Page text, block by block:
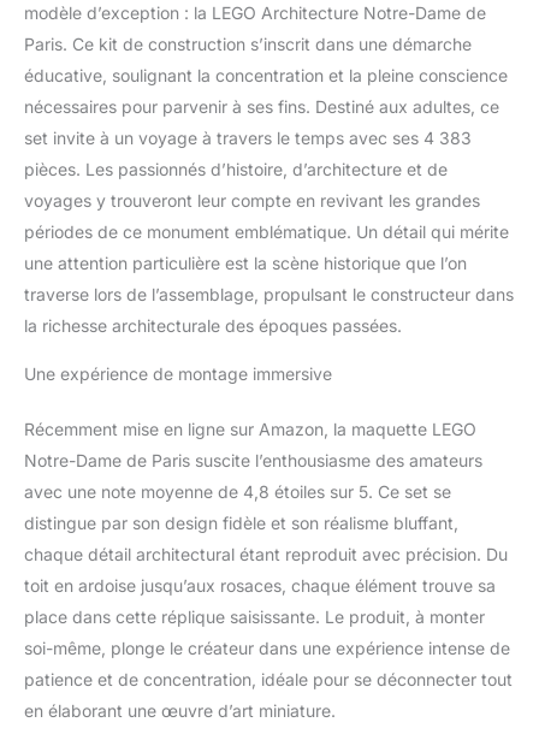
de voyages et d’art et
superbe souvenir de
Paris – Votre expérience
de construction suit les
étapes de l’évolution de
Notre-Dame : recréez
l’arrière courbe du
monument et terminez
par la flèche Cathédrale
Notre-Dame réaliste et
détaillée – Les
constructeurs adultes
fans de sets LEGO
pourront admirer les
rosaces, retirer le toit
colonnes et les voûtes et
soulever les tours pour
observer l’intérieur
Décoration intérieure sur
le thème de Paris –
Placez les arbres à
construire d’un côté de la
cathédrale et fixez la
plaque sur la base, à
l’avant ou sur le côté du
monument, vous
pourrez ensuite exposer
cet édifice avec fierté
modèle d’exception : la LEGO Architecture Notre-Dame de
Paris. Ce kit de construction s’inscrit dans une démarche
éducative, soulignant la concentration et la pleine conscience
nécessaires pour parvenir à ses fins. Destiné aux adultes, ce
set invite à un voyage à travers le temps avec ses 4 383
pièces. Les passionnés d’histoire, d’architecture et de
voyages y trouveront leur compte en revivant les grandes
périodes de ce monument emblématique. Un détail qui mérite
une attention particulière est la scène historique que l’on
traverse lors de l’assemblage, propulsant le constructeur dans
la richesse architecturale des époques passées.
Une expérience de montage immersive
Récemment mise en ligne sur Amazon, la maquette LEGO
Notre-Dame de Paris suscite l’enthousiasme des amateurs
avec une note moyenne de 4,8 étoiles sur 5. Ce set se
distingue par son design fidèle et son réalisme bluffant,
chaque détail architectural étant reproduit avec précision. Du
toit en ardoise jusqu’aux rosaces, chaque élément trouve sa
place dans cette réplique saisissante. Le produit, à monter
soi-même, plonge le créateur dans une expérience intense de
patience et de concentration, idéale pour se déconnecter tout
en élaborant une œuvre d’art miniature.